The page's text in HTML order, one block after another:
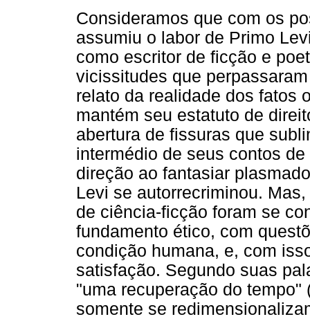
Consideramos que com os
assumiu o labor de Primo
como escritor de ficção e
vicissitudes que
relato da realidade dos fatos
mantém seu estatuto de
abertura de fissuras que
intermédio de seus contos
direção ao fantasiar
Levi se autorrecriminou.
de ciência-ficção foram se
fundamento ético, com
condição humana, e, com
satisfação. Segundo suas
"uma recuperação do
somente se